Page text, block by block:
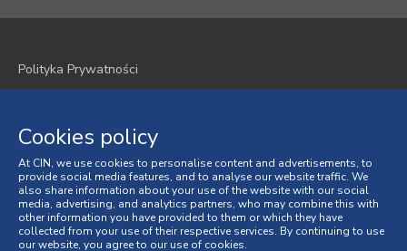
Polityka Prywatności
Regulamin
Ogólne Warunki Sprzedaży
Spory Konsumenckie
Cookies policy
At CIN, we use cookies to personalise content and advertisements, to
provide social media features, and to analyse our website traffic. We
also share information about your use of the website with our social
media, advertising, and analytics partners, who may combine this with
other information you have provided to them or which they have
collected from your use of their respective services. By continuing to use
our website, you agree to our use of cookies.